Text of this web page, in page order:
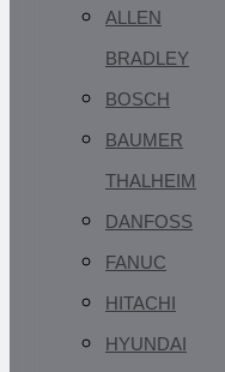
ALLEN
BRADLEY
BOSCH
BAUMER
THALHEIM
DANFOSS
FANUC
HITACHI
HYUNDAI